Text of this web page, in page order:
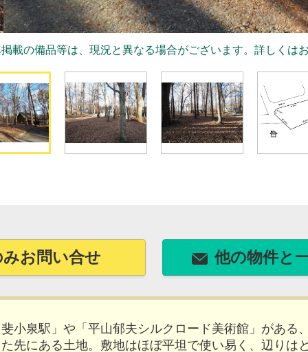
載の備品等は、現況と異なる場合がございます。詳しくは
お問い合せ 他の物件と
小泉駅」や「平山郁夫シルクロード美術館」がある
先にある土地。敷地はほぼ平坦で使い易く、辺りは